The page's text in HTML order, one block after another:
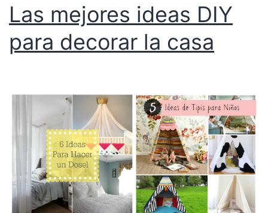
Las mejores ideas DIY
para decorar la casa